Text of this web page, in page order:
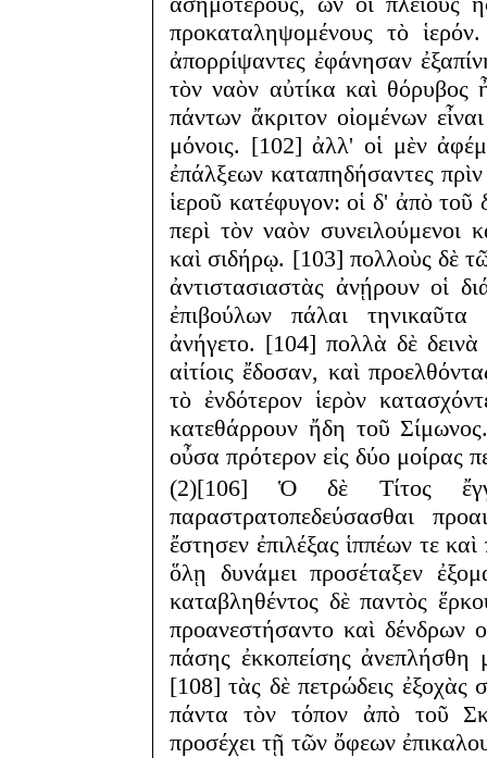
προκαταληψομένους τὸ
ἀπορρίψαντες ἐφάνησαν
τὸν ναὸν αὐτίκα καὶ
πάντων ἄκριτον οἰομένων
μόνοις. [102] ἀλλ' οἱ μὲν
ἐπάλξεων καταπηδήσαντες πρὶν
ἱεροῦ κατέφυγον: οἱ δ' ἀπὸ
περὶ τὸν ναὸν συνειλούμενοι
καὶ σιδήρῳ. [103] πολλοὺς δὲ
ἀντιστασιαστὰς ἀνῄρουν οἱ
ἐπιβούλων πάλαι
ἀνήγετο. [104] πολλὰ δὲ δεινὰ
αἰτίοις ἔδοσαν, καὶ
τὸ ἐνδότερον ἱερὸν
κατεθάρρουν ἤδη τοῦ
οὖσα πρότερον εἰς δύο μοίρας
(2)[106] Ὁ δὲ Τίτος
παραστρατοπεδεύσασθαι
ἔστησεν ἐπιλέξας ἱππέων τε
ὅλῃ δυνάμει προσέταξεν
καταβληθέντος δὲ παντὸς
προανεστήσαντο καὶ δένδρων
πάσης ἐκκοπείσης
[108] τὰς δὲ πετρώδεις ἐξοχὰς
πάντα τὸν τόπον ἀπὸ τοῦ
προσέχει τῇ τῶν ὄφεων